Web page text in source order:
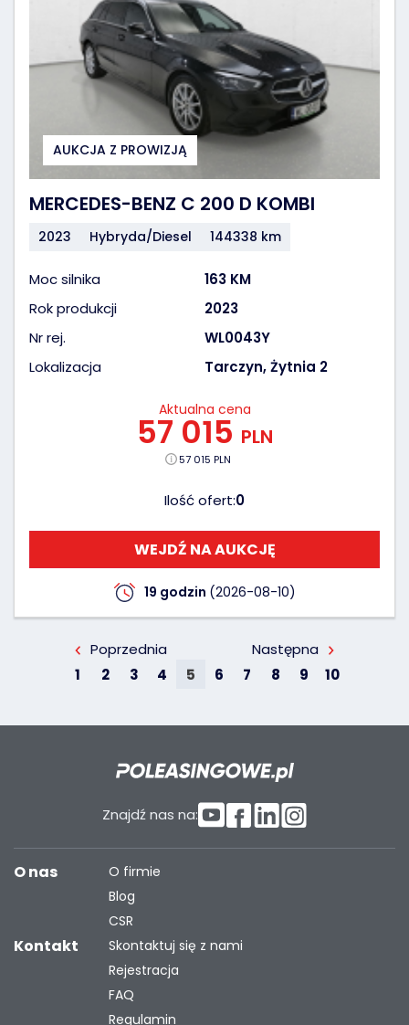
AUKCJA Z PROWIZJĄ
MERCEDES-BENZ C 200 D KOMBI
2023 Hybryda/Diesel 144338 km
Moc silnika
163 KM
Rok produkcji
2023
Nr rej.
WL0043Y
Lokalizacja
Tarczyn, Żytnia 2
Aktualna cena
57 015 PLN
57 015 PLN
Ilość ofert:0
WEJDŹ NA AUKCJĘ
19 godzin (2026-08-10)
Poprzednia
1
2 3 4 5 6 7 8 9 10
Następna
Znajdź nas na:
O nas
O firmie
Blog
CSR
Kontakt
Skontaktuj się z nami
Rejestracja
FAQ
Regulamin